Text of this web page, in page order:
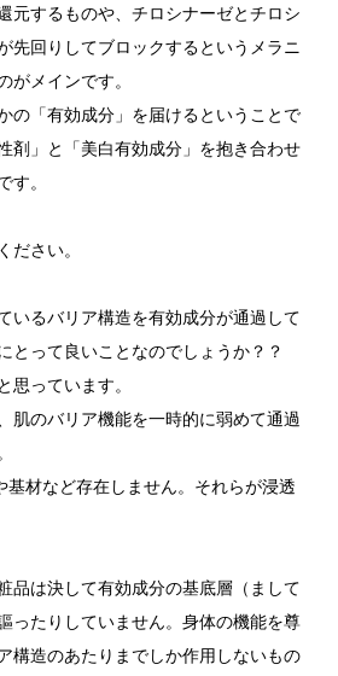
元するものや、チロシナーゼとチロシ
先回りしてブロックするというメラニ
がメインです。
の「有効成分」を届けるということで
剤」と「美白有効成分」を抱き合わせ
。
ださい。
いるバリア構造を有効成分が通過して
とって良いことなのでしょうか？？
思っています。
肌のバリア機能を一時的に弱めて通過
基材など存在しません。それらが浸透
品は決して有効成分の基底層（まして
ったりしていません。身体の機能を尊
構造のあたりまでしか作用しないもの